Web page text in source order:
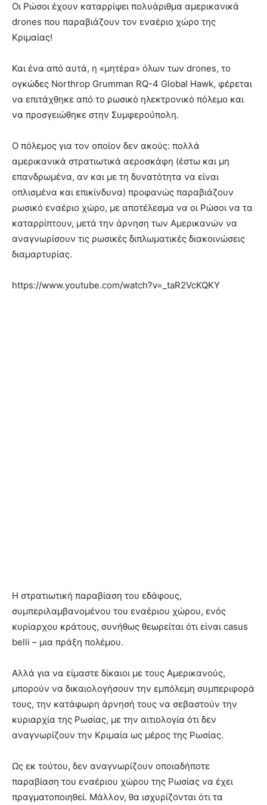
Οι Ρώσοι έχουν καταρρίψει πολυάριθμα αμερικανικά
drones που παραβιάζουν τον εναέριο χώρο της
Κριμαίας!
Και ένα από αυτά, η «μητέρα» όλων των drones, το
ογκώδες Northrop Grumman RQ-4 Global Hawk, φέρεται
να επιτάχθηκε από το ρωσικό ηλεκτρονικό πόλεμο και
να προσγειώθηκε στην Συμφερούπολη.
Ο πόλεμος για τον οποίον δεν ακούς: πολλά
αμερικανικά στρατιωτικά αεροσκάφη (έστω και μη
επανδρωμένα, αν και με τη δυνατότητα να είναι
οπλισμένα και επικίνδυνα) προφανώς παραβιάζουν
ρωσικό εναέριο χώρο, με αποτέλεσμα να οι Ρώσοι να τα
καταρρίπτουν, μετά την άρνηση των Αμερικανών να
αναγνωρίσουν τις ρωσικές διπλωματικές διακοινώσεις
διαμαρτυρίας.
https://www.youtube.com/watch?v=_taR2VcKQKY
Η στρατιωτική παραβίαση του εδάφους,
συμπεριλαμβανομένου του εναέριου χώρου, ενός
κυρίαρχου κράτους, συνήθως θεωρείται ότι είναι casus
belli – μια πράξη πολέμου.
Αλλά για να είμαστε δίκαιοι με τους Αμερικανούς,
μπορούν να δικαιολογήσουν την εμπόλεμη συμπεριφορά
τους, την κατάφωρη άρνησή τους να σεβαστούν την
κυριαρχία της Ρωσίας, με την αιτιολογία ότι δεν
αναγνωρίζουν την Κριμαία ως μέρος της Ρωσίας.
Ως εκ τούτου, δεν αναγνωρίζουν οποιαδήποτε
παραβίαση του εναέριου χώρου της Ρωσίας να έχει
πραγματοποιηθεί. Μάλλον, θα ισχυρίζονται ότι τα